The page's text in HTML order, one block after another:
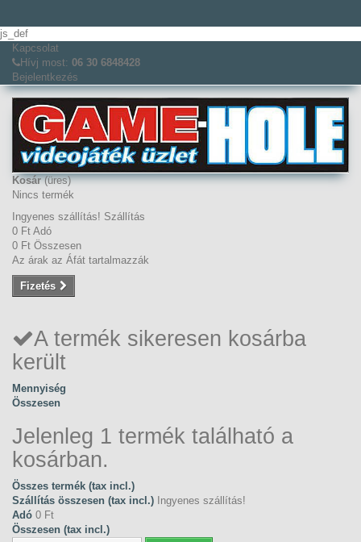
js_def
Kapcsolat
Hívj most: 06 30 6848428
Bejelentkezés
Kosár (üres)
Nincs termék
Ingyenes szállítás! Szállítás
0 Ft‎ Adó
0 Ft‎ Összesen
Az árak az Áfát tartalmazzák
Fizetés
A termék sikeresen kosárba
került
Mennyiség
Összesen
Jelenleg 1 termék található a
kosárban.
Összes termék (tax incl.)
Szállítás összesen (tax incl.) Ingyenes szállítás!
Adó 0 Ft‎
Összesen (tax incl.)